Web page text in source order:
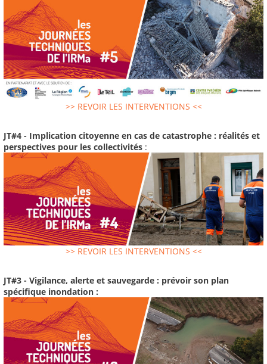
>> REVOIR LES INTERVENTIONS <<
JT#4 - Implication citoyenne en cas de catastrophe : réalités et
perspectives pour les collectivités :
>> REVOIR LES INTERVENTIONS <<
JT#3 - Vigilance, alerte et sauvegarde : prévoir son plan
spécifique inondation :